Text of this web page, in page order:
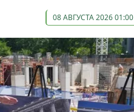
08 АВГУСТА 2026 01:00